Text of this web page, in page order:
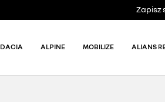
Zapisz
DACIA ALPINE MOBILIZE ALIANS